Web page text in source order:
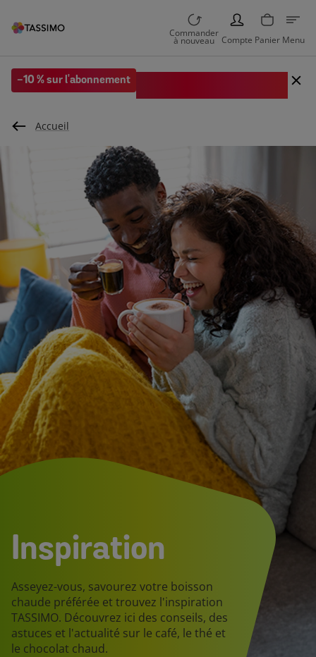
Commander
à nouveau
PERSON
Compte Panier Menu
-10 % sur l'abonnement
Accueil
Inspiration
Asseyez-vous, savourez votre boisson
chaude préférée et trouvez l'inspiration
TASSIMO. Découvrez ici des conseils, des
astuces et l'actualité sur le café, le thé et
le chocolat chaud.